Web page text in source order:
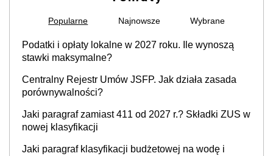
Popularne Najnowsze Wybrane
Podatki i opłaty lokalne w 2027 roku. Ile wynoszą
stawki maksymalne?
Centralny Rejestr Umów JSFP. Jak działa zasada
porównywalności?
Jaki paragraf zamiast 411 od 2027 r.? Składki ZUS w
nowej klasyfikacji
Jaki paragraf klasyfikacji budżetowej na wodę i